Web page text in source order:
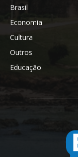
Brasil
Economia
Cultura
Outros
Educação